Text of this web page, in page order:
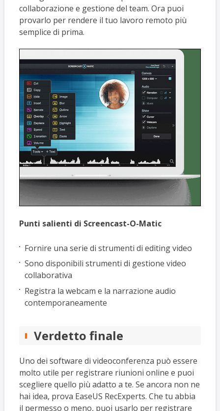
collaborazione e gestione del team. Ora puoi
provarlo per rendere il tuo lavoro remoto più
semplice di prima.
Punti salienti di Screencast-O-Matic
Fornire una serie di strumenti di editing video
Sono disponibili strumenti di gestione video
collaborativa
Registra la webcam e la narrazione audio
contemporaneamente
Verdetto finale
Uno dei software di videoconferenza può essere
molto utile per registrare riunioni online e puoi
scegliere quello più adatto a te. Se ancora non ne
hai idea, prova EaseUS RecExperts. Che tu abbia
il permesso o meno, puoi usarlo per registrare